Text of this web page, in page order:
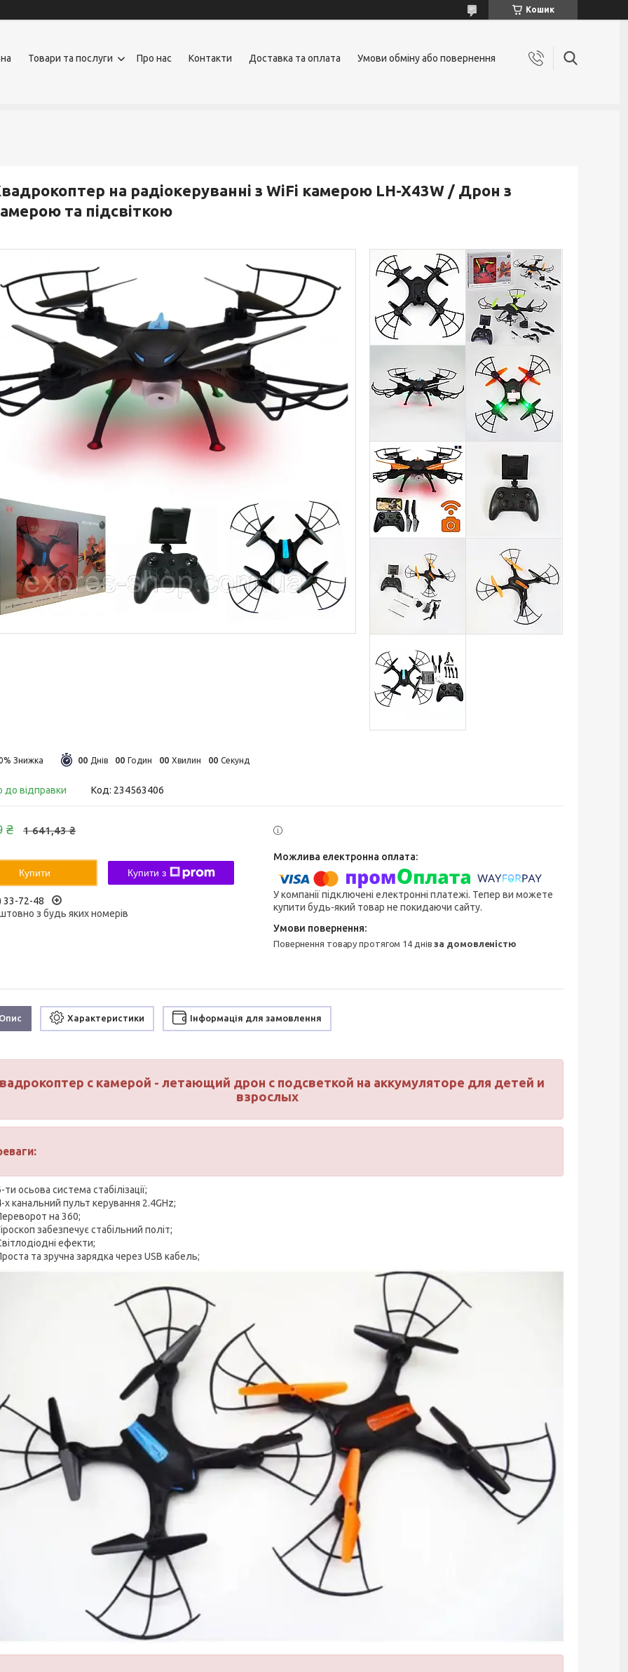
Кошик
Товари та послуги Про нас Контакти Доставка та оплата Умови обміну або повернення
на радіокеруванні з WiFi камерою LH-X43W / Дрон з
та підсвіткою
00 Днів 00 Годин 00 Хвилин 00 Секунд
до відправки Код: 234563406
1 641,43 ₴
₴
Купити Купити з
33-72-48
з будь яких номерів
У компанії підключені електронні платежі. Тепер ви можете
купити будь-який товар не покидаючи сайту.
повернення товару протягом 14 днівза домовленістю
Характеристики Інформація для замовлення
с камерой - летающий дрон с подсветкой на аккумуляторе для детей и
взрослых
ти осьова система стабілізації;
х канальний пульт керування 2.4GHz;
на 360;
забезпечує стабільний політ;
ефекти;
та зручна зарядка через USB кабель;